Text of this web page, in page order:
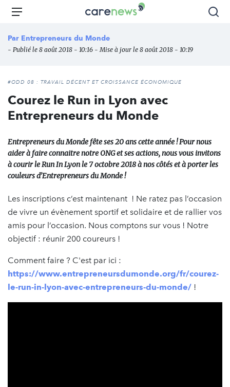
Aller
principal
Carenews,
média
des
l'engagement
Menu
Par Entrepreneurs du Monde
- Publié le 8 août 2018 - 10:16 - Mise à jour le 8 août 2018 - 10:19
#ODD 08 : TRAVAIL DÉCENT ET CROISSANCE ÉCONOMIQUE
Courez le Run in Lyon avec
Entrepreneurs du Monde
Entrepreneurs du Monde fête ses 20 ans cette année ! Pour nous
aider à faire connaitre notre ONG et ses actions, nous vous invitons
à courir le Run In Lyon le 7 octobre 2018 à nos côtés et à porter les
couleurs d’Entrepreneurs du Monde !
Les inscriptions c’est maintenant ! Ne ratez pas l’occasion
de vivre un évènement sportif et solidaire et de rallier vos
amis pour l’occasion. Nous comptons sur vous ! Notre
objectif : réunir 200 coureurs !
Comment faire ? C'est par ici :
https://www.entrepreneursdumonde.org/fr/courez-
le-run-in-lyon-avec-entrepreneurs-du-monde/ !